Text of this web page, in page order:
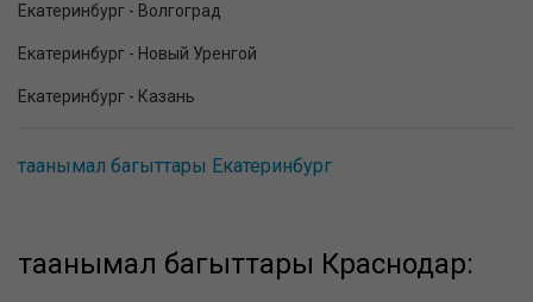
Екатеринбург - Волгоград
Екатеринбург - Новый Уренгой
Екатеринбург - Казань
таанымал багыттары Екатеринбург
таанымал багыттары Краснодар: